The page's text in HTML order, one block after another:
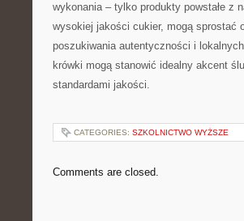
wykonania – tylko produkty powstałe z
wysokiej jakości cukier, mogą sprostać
poszukiwania autentyczności i
krówki mogą stanowić idealny akcent
standardami jakości.
CATEGORIES: SZKOLNICTWO WYŻSZE
Comments are closed.